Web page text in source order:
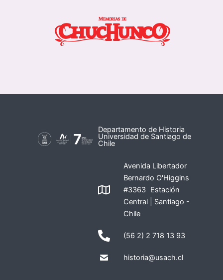
Departamento de Historia
Universidad de Santiago de
Chile
Avenida Libertador
Bernardo O'Higgins
#3363 Estación
Central | Santiago -
Chile
(56 2) 2 718 13 93
historia@usach.cl